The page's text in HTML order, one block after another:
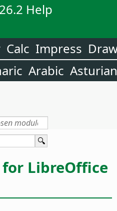
Help
Calc Impress
Arabic Asturian
LibreOffice